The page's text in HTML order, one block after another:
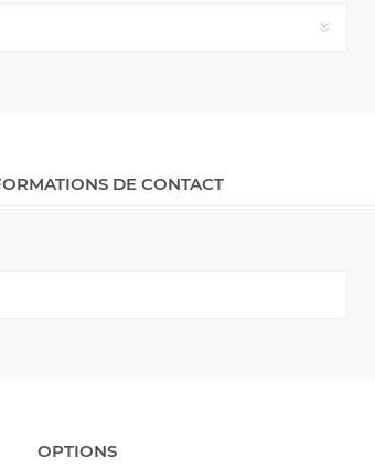
DE CONTACT
OPTIONS